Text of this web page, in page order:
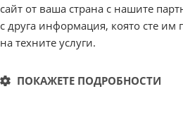
сайт от ваша страна с нашите
с друга информация, която сте им
на техните услуги.
ПОКАЖЕТЕ ПОДРОБНОСТИ